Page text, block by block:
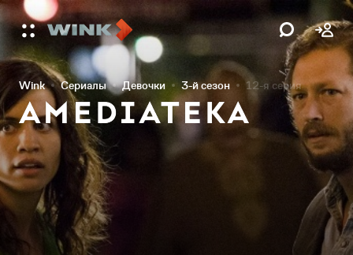
Wink Сериалы Девочки 3-й сезон 12-я серия